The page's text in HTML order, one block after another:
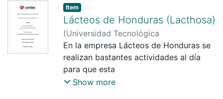
que se lleva a cabo en la empresa
Inversiones Aliadas S.A de C.V.
Item
Lácteos de Honduras (Lacthosa)
(Universidad Tecnológica
Centroamericana UNITEC)Marlon
Andrés Borjas Carbajal;Hegel Merlin
López García
En la empresa Lácteos de Honduras se
realizan bastantes actividades al día
para que esta
pueda ser la gran empresa que es hoy
Show more